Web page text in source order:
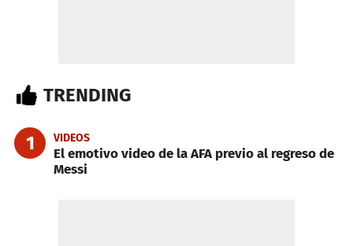
TRENDING
1 VIDEOS
El emotivo video de la AFA previo al regreso de
Messi